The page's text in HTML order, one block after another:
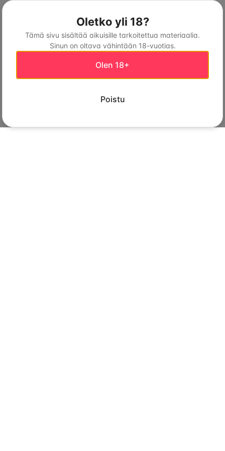
Oletko yli 18?
Tämä sivu sisältää aikuisille tarkoitettua materiaalia.
Sinun on oltava vähintään 18-vuotias.
Olen 18+
Poistu